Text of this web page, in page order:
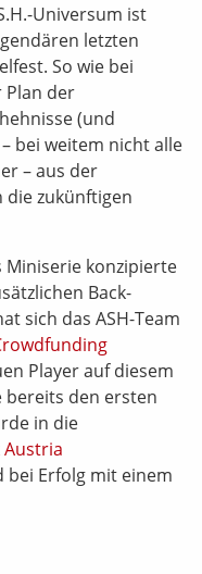
Universum ist
letzten
So wie bei
Plan der
(und
bei weitem nicht alle
– aus der
die zukünftigen
Miniserie konzipierte
Back-
sich das ASH-Team
Player auf diesem
bereits den ersten
in die
Austria
bei Erfolg mit einem